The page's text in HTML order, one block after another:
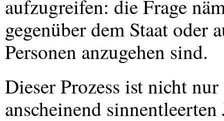
aufzugreifen: die Frage
gegenüber dem Staat oder
Personen anzugehen sind.
Dieser Prozess ist nicht
anscheinend